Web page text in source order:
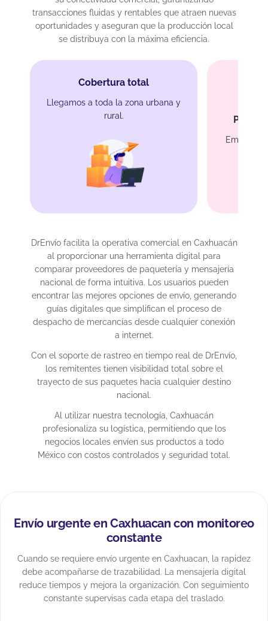
transacciones fluidas y rentables que atraen nuevas
oportunidades y aseguran que la producción local
se distribuya con la máxima eficiencia.
Cobertura total
Llegamos a toda la zona urbana y
rural.
Empaque
DrEnvío facilita la operativa comercial en Caxhuacán
al proporcionar una herramienta digital para
comparar proveedores de paquetería y mensajería
nacional de forma intuitiva. Los usuarios pueden
encontrar las mejores opciones de envío, generando
guías digitales que simplifican el proceso de
despacho de mercancías desde cualquier conexión
a internet.
Con el soporte de rastreo en tiempo real de DrEnvío,
los remitentes tienen visibilidad total sobre el
trayecto de sus paquetes hacia cualquier destino
nacional.
Al utilizar nuestra tecnología, Caxhuacán
profesionaliza su logística, permitiendo que los
negocios locales envíen sus productos a todo
México con costos controlados y seguridad total.
Envío urgente en Caxhuacan con monitoreo
constante
Cuando se requiere envío urgente en Caxhuacan, la rapidez
debe acompañarse de trazabilidad. La mensajería digital
reduce tiempos y mejora la organización. Con seguimiento
constante supervisas cada etapa del traslado.